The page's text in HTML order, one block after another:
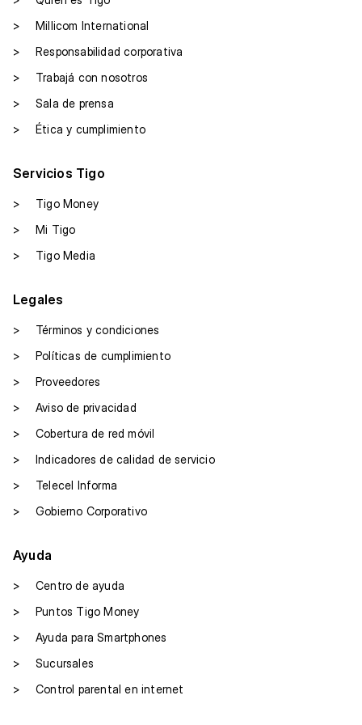
>
Millicom International
>
Responsabilidad corporativa
>
Trabajá con nosotros
>
Sala de prensa
>
Ética y cumplimiento
Servicios Tigo
>
Tigo Money
>
Mi Tigo
>
Tigo Media
Legales
>
Términos y condiciones
>
Políticas de cumplimiento
>
Proveedores
>
Aviso de privacidad
>
Cobertura de red móvil
>
Indicadores de calidad de servicio
>
Telecel Informa
>
Gobierno Corporativo
Ayuda
>
Centro de ayuda
>
Puntos Tigo Money
>
Ayuda para Smartphones
>
Sucursales
>
Control parental en internet